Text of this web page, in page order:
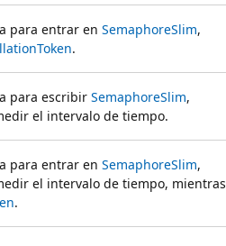
para entrar en SemaphoreSlim,
.
para escribir SemaphoreSlim,
el intervalo de tiempo.
para entrar en SemaphoreSlim,
el intervalo de tiempo, mientras
.